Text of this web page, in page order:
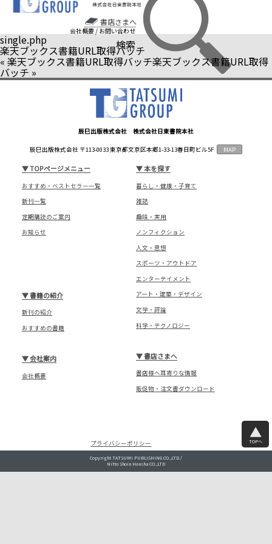
書店さまへ
会社概要 / お問い合わせ
検索
single.php
楽天ブックス書籍URL取得バッチ
« 楽天ブックス書籍URL取得バッチ楽天ブックス書籍URL取得
バッチ »
辰巳出版株式会社 株式会社日東書院本社
辰巳出版株式会社 〒113-0033 東京都文京区本郷1-33-13春日町ビル5F MAP
▼TOPページメニュー
おすすめ・ベストセラー一覧
新刊一覧
定期購読のご案内
お知らせ
▼本を探す
暮らし・健康・子育て
雑誌
趣味・実用
ノンフィクション
人文・思想
スポーツ・アウトドア
エンターテイメント
アート・建築・デザイン
文学・評論
科学・テクノロジー
▼書籍の紹介
新刊の紹介
おすすめの書籍
▼書店さまへ
書店様へ耳寄りな情報
販促物・注文書ダウンロード
▼会社案内
会社概要
プライバシーポリシー TOPへ
Copyright TATSUMI PUBLISHING CO.,LTD./
Nitto Shoin Honsha CO.,LTD